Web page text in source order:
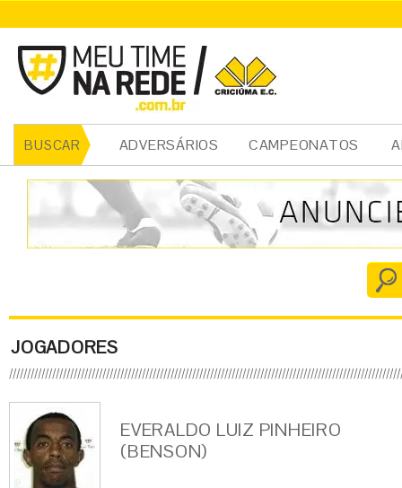
BUSCAR ADVERSÁRIOS CAMPEONATOS
JOGADORES
EVERALDO LUIZ PINHEIRO
(BENSON)